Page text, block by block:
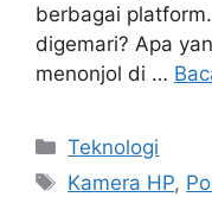
berbagai
digemari? Apa
menonjol di …
Kategori
Teknologi
Tag
Kamera HP,